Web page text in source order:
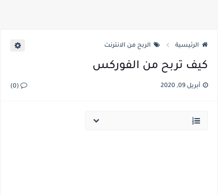
الرئيسية الربح من الانترنت
كيف تربح من الفوركس
أبريل 09, 2020 (0)